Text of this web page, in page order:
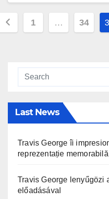
1 … 34
Last News
Travis George îi
reprezentație memorabilă
Travis George lenyűgözi
előadásával